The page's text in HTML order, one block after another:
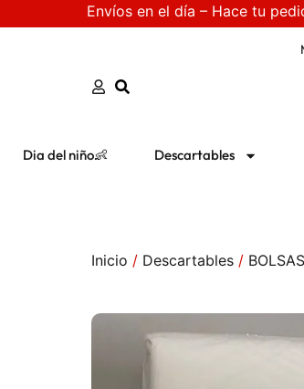
Envíos en el día – Hace tu
Dia del niño👶 Descartables
Inicio / Descartables / BOLSAS